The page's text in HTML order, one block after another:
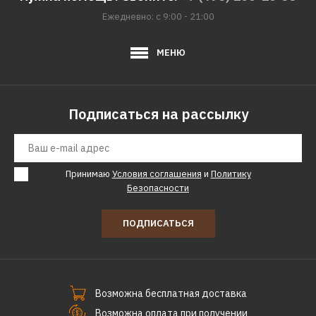
39090р.
ДОБАВИТЬ К СРАВНЕНИЮ
Внутренний блок мульти
H-ALMS2-18H/I
КУПИТЬ
Ежедневно: с 9:00 - 21:00
МЕНЮ
Подписаться на рассылку
Принимаю Условия соглашения и Политику
Безопасности
ПОДПИСАТЬСЯ
Возможна бесплатная доставка
Возможна оплата при получении